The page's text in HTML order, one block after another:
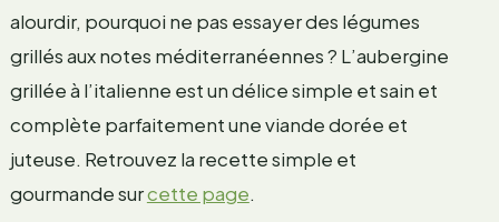
alourdir, pourquoi ne pas essayer des légumes
grillés aux notes méditerranéennes ? L’aubergine
grillée à l’italienne est un délice simple et sain et
complète parfaitement une viande dorée et
juteuse. Retrouvez la recette simple et
gourmande surcette page.